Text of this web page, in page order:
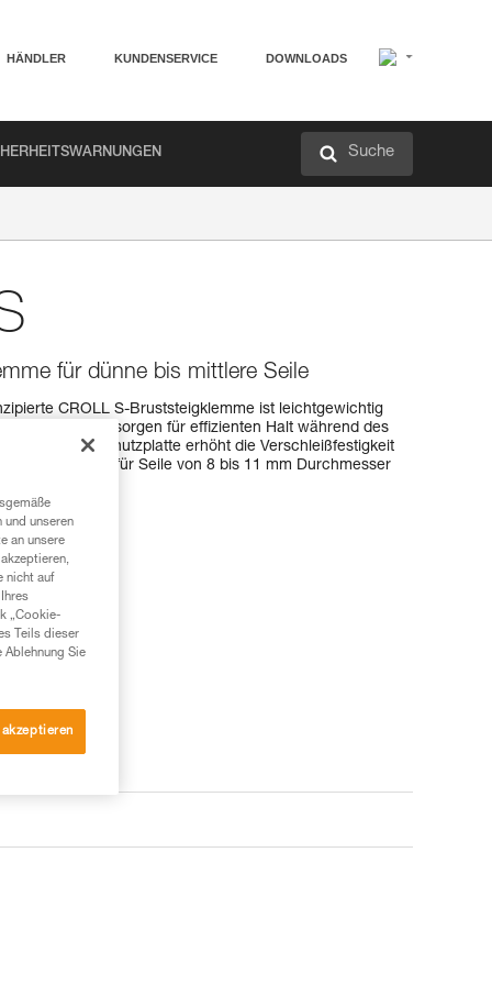
HÄNDLER KUNDENSERVICE DOWNLOADS
Suche
für dünne bis mittlere Seile
CROLL S-Bruststeigklemme ist leichtgewichtig
sorgen für effizienten Halt während des
gefertigte Schutzplatte erhöht die Verschleißfestigkeit
Sie ist für Seile von 8 bis 11 mm Durchmesser
und unseren
an unsere
nicht auf
„Cookie-
Teils dieser
Ablehnung Sie